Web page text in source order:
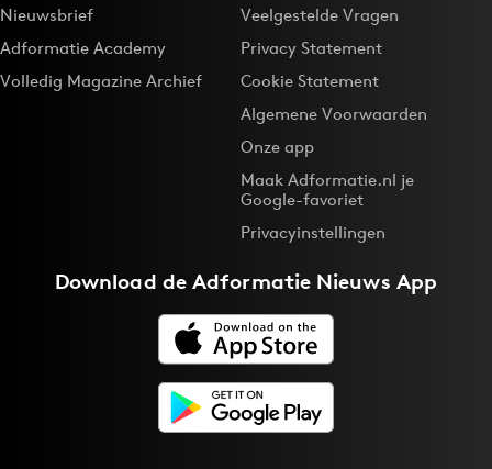
Nieuwsbrief
Adformatie Academy
Volledig Magazine Archief
Veelgestelde Vragen
Privacy Statement
Cookie Statement
Algemene Voorwaarden
Onze app
Maak Adformatie.nl je
Google-favoriet
Privacyinstellingen
Download deAdformatie Nieuws App